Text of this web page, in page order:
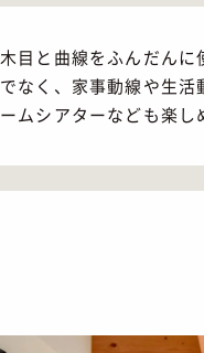
木目と曲線をふんだん
でなく、家事動線や生
ームシアターなども楽し